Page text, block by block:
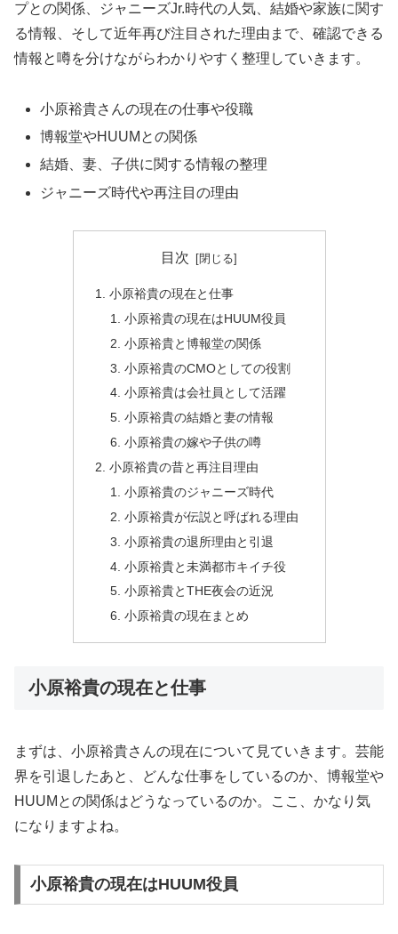
プとの関係、ジャニーズJr.時代の人気、結婚や家族に関す
る情報、そして近年再び注目された理由まで、確認できる
情報と噂を分けながらわかりやすく整理していきます。
小原裕貴さんの現在の仕事や役職
博報堂やHUUMとの関係
結婚、妻、子供に関する情報の整理
ジャニーズ時代や再注目の理由
目次
小原裕貴の現在と仕事
小原裕貴の現在はHUUM役員
小原裕貴と博報堂の関係
小原裕貴のCMOとしての役割
小原裕貴は会社員として活躍
小原裕貴の結婚と妻の情報
小原裕貴の嫁や子供の噂
小原裕貴の昔と再注目理由
小原裕貴のジャニーズ時代
小原裕貴が伝説と呼ばれる理由
小原裕貴の退所理由と引退
小原裕貴と未満都市キイチ役
小原裕貴とTHE夜会の近況
小原裕貴の現在まとめ
小原裕貴の現在と仕事
まずは、小原裕貴さんの現在について見ていきます。芸能
界を引退したあと、どんな仕事をしているのか、博報堂や
HUUMとの関係はどうなっているのか。ここ、かなり気
になりますよね。
小原裕貴の現在はHUUM役員